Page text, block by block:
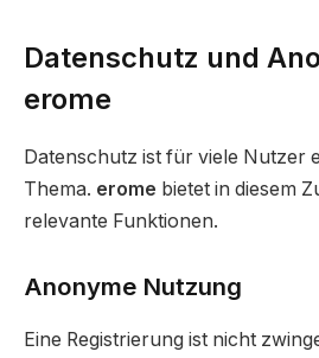
Datenschutz und
erome
Datenschutz ist für viele Nutzer
Thema. erome bietet in diesem
relevante Funktionen.
Anonyme Nutzung
Eine Registrierung ist nicht